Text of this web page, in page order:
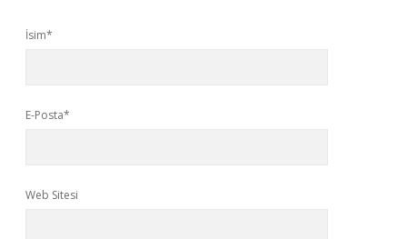
İsim*
E-Posta*
Web Sitesi